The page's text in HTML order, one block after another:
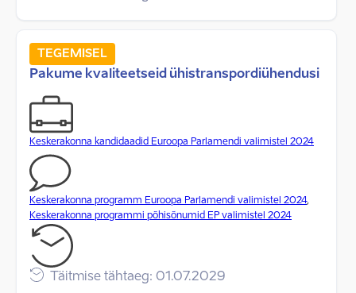
TEGEMISEL
Pakume kvaliteetseid ühistranspordiühendusi
Keskerakonna kandidaadid Euroopa Parlamendi valimistel 2024
Keskerakonna programm Euroopa Parlamendi valimistel 2024,
Keskerakonna programmi põhisõnumid EP valimistel 2024
Täitmise tähtaeg: 01.07.2029